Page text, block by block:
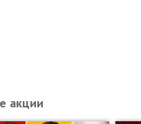
акции